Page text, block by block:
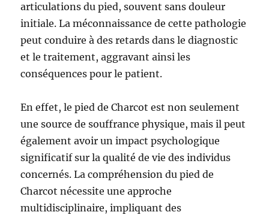
articulations du pied, souvent sans douleur
initiale. La méconnaissance de cette pathologie
peut conduire à des retards dans le diagnostic
et le traitement, aggravant ainsi les
conséquences pour le patient.
En effet, le pied de Charcot est non seulement
une source de souffrance physique, mais il peut
également avoir un impact psychologique
significatif sur la qualité de vie des individus
concernés. La compréhension du pied de
Charcot nécessite une approche
multidisciplinaire, impliquant des